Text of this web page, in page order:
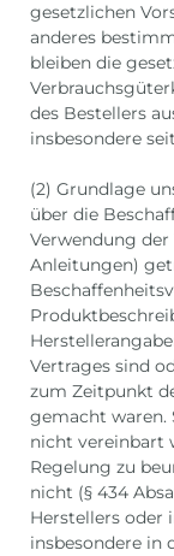
gesetzlichen
anderes
bleiben die
des Bestellers
insbesondere
(2) Grundlage
über die
Verwendung
Anleitungen)
Vertrages sind
zum Zeitpunkt
gemacht waren.
nicht vereinbart
Regelung zu
nicht (§ 434
Herstellers oder
insbesondere in